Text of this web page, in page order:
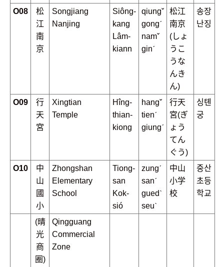
O08
松
江
南
京
Songjiang
Nanjing
Siông-
kang
Lâm-
kiann
qiungˇ
gongˊ
namˇ
ginˊ
松江
南京
(しょ
うこ
うな
んき
ん)
송장
난징
O09
行
天
宮
Xingtian
Temple
Hîng-
thian-
kiong
hangˇ
tienˊ
giungˊ
行天
宮(ぎ
ょう
てん
ぐう)
싱톈
궁
O10
中
山
國
小
Zhongshan
Elementary
School
Tiong-
san
Kok-
sió
zungˊ
sanˊ
guedˋ
seuˋ
中山
小学
校
중산
초등
학교
(晴
光
商
圈)
Qingguang
Commercial
Zone